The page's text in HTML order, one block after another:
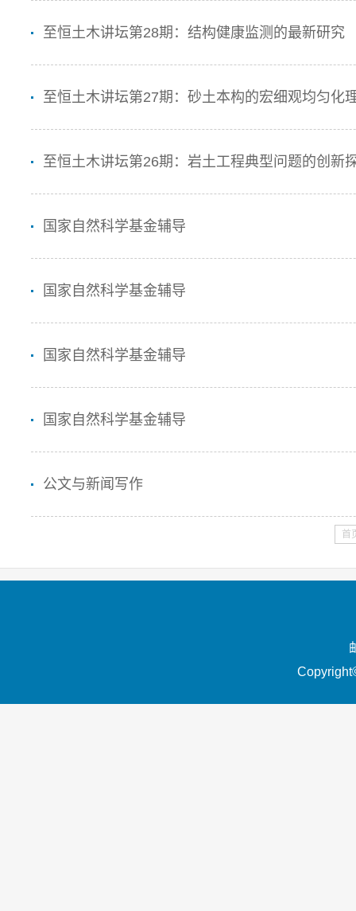
至恒土木讲坛第28期：结构健康监测的最新研究
至恒土木讲坛第27期：砂土本构的宏细观均匀化
至恒土木讲坛第26期：岩土工程典型问题的创新
国家自然科学基金辅导
国家自然科学基金辅导
国家自然科学基金辅导
国家自然科学基金辅导
公文与新闻写作
首